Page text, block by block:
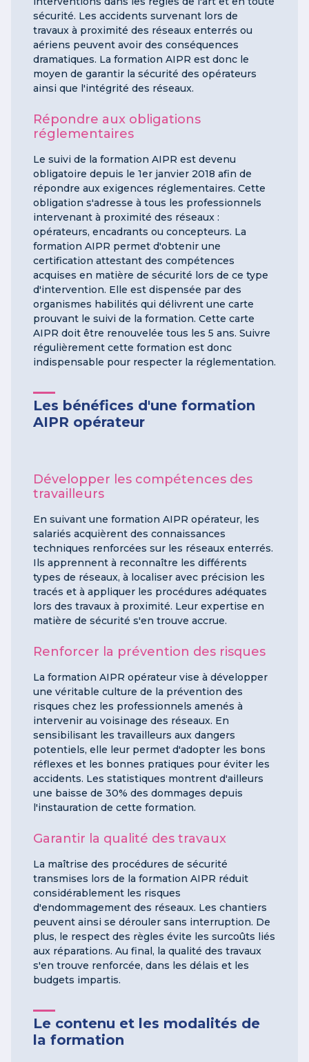
sécurité. Les accidents survenant lors de
travaux à proximité des réseaux enterrés ou
aériens peuvent avoir des conséquences
dramatiques. La formation AIPR est donc le
moyen de garantir la sécurité des opérateurs
ainsi que l'intégrité des réseaux.
Répondre aux obligations
réglementaires
Le suivi de la formation AIPR est devenu
obligatoire depuis le 1er janvier 2018 afin de
répondre aux exigences réglementaires. Cette
obligation s'adresse à tous les professionnels
intervenant à proximité des réseaux :
opérateurs, encadrants ou concepteurs. La
formation AIPR permet d'obtenir une
certification attestant des compétences
acquises en matière de sécurité lors de ce type
d'intervention. Elle est dispensée par des
organismes habilités qui délivrent une carte
prouvant le suivi de la formation. Cette carte
AIPR doit être renouvelée tous les 5 ans. Suivre
régulièrement cette formation est donc
indispensable pour respecter la réglementation.
Les bénéfices d'une formation
AIPR opérateur
Développer les compétences des
travailleurs
En suivant une formation AIPR opérateur, les
salariés acquièrent des connaissances
techniques renforcées sur les réseaux enterrés.
Ils apprennent à reconnaître les différents
types de réseaux, à localiser avec précision les
tracés et à appliquer les procédures adéquates
lors des travaux à proximité. Leur expertise en
matière de sécurité s'en trouve accrue.
Renforcer la prévention des risques
La formation AIPR opérateur vise à développer
une véritable culture de la prévention des
risques chez les professionnels amenés à
intervenir au voisinage des réseaux. En
sensibilisant les travailleurs aux dangers
potentiels, elle leur permet d'adopter les bons
réflexes et les bonnes pratiques pour éviter les
accidents. Les statistiques montrent d'ailleurs
une baisse de 30% des dommages depuis
l'instauration de cette formation.
Garantir la qualité des travaux
La maîtrise des procédures de sécurité
transmises lors de la formation AIPR réduit
considérablement les risques
d'endommagement des réseaux. Les chantiers
peuvent ainsi se dérouler sans interruption. De
plus, le respect des règles évite les surcoûts liés
aux réparations. Au final, la qualité des travaux
s'en trouve renforcée, dans les délais et les
budgets impartis.
Le contenu et les modalités de
la formation